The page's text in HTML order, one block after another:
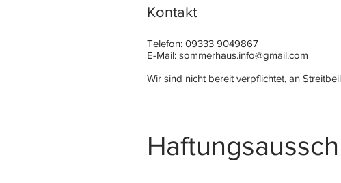
Kontakt
Telefon: 09333 9049867
E-Mail: sommerhaus.info@gmail.com
Wir sind nicht bereit verpflichtet, an